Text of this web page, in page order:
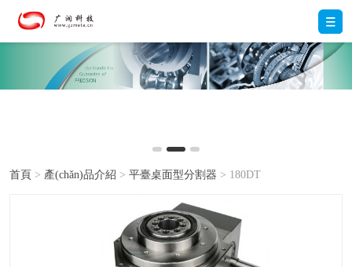
首頁 > 產(chǎn)品介紹 > 平臺桌面型分割器 > 180DT